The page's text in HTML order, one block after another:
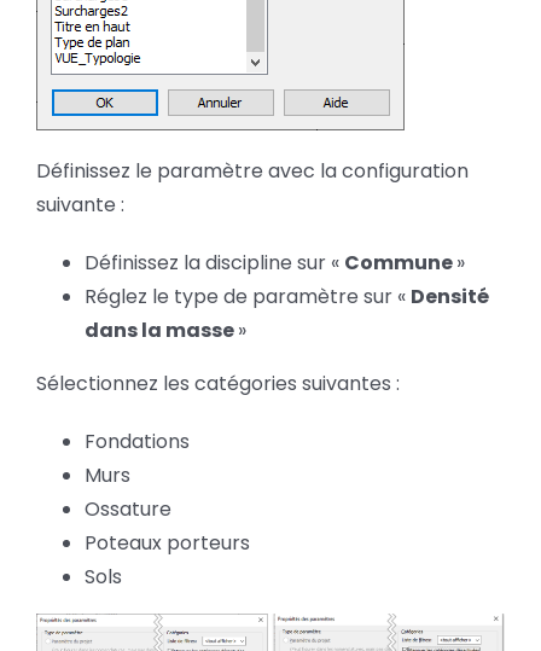
Définissez le paramètre avec la configuration
suivante :
Définissez la discipline sur « Commune»
Réglez le type de paramètre sur « Densité
dans la masse»
Sélectionnez les catégories suivantes :
Fondations
Murs
Ossature
Poteaux porteurs
Sols